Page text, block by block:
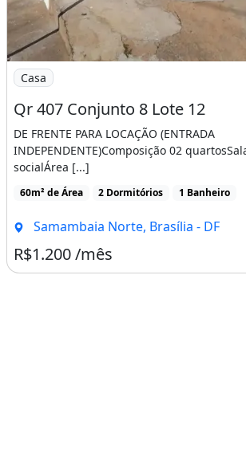
Imagem: Qr 407 Conjunto 8 Lote 12
Casa
Qr 407 Conjunto 8 Lote 12
DE FRENTE PARA LOCAÇÃO (ENTRADA
INDEPENDENTE)Composição 02
socialÁrea [...]
60m² de Área 2 Dormitórios 1 Banheiro
Samambaia Norte, Brasília - DF
R$1.200 /mês